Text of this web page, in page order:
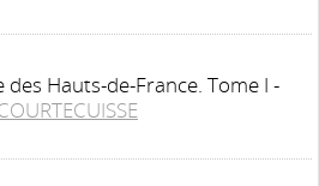
Hauts-de-France. Tome I -